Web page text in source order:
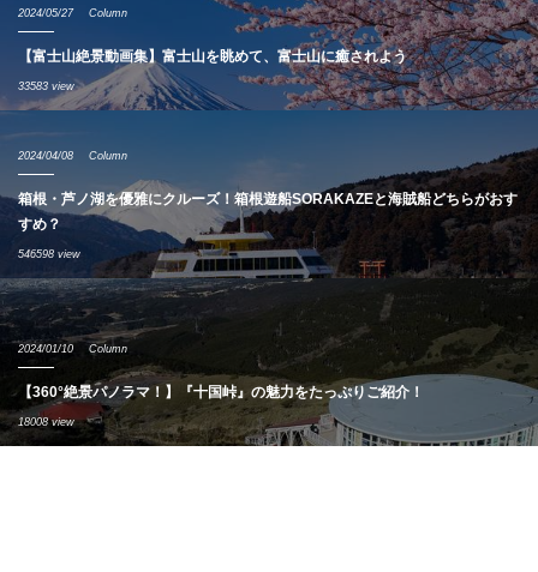
2024/05/27 Column
【富士山絶景動画集】富士山を眺めて、富士山に癒されよう
33583 view
2024/04/08 Column
箱根・芦ノ湖を優雅にクルーズ！箱根遊船SORAKAZEと海賊船どちらがおす
すめ？
546598 view
2024/01/10 Column
【360°絶景パノラマ！】『十国峠』の魅力をたっぷりご紹介！
18008 view